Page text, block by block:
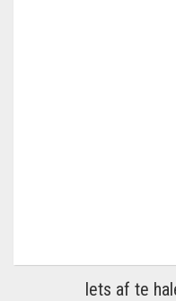
Iets af te